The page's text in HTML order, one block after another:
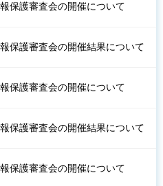
保護審査会の開催について
保護審査会の開催結果について
保護審査会の開催について
保護審査会の開催結果について
保護審査会の開催について